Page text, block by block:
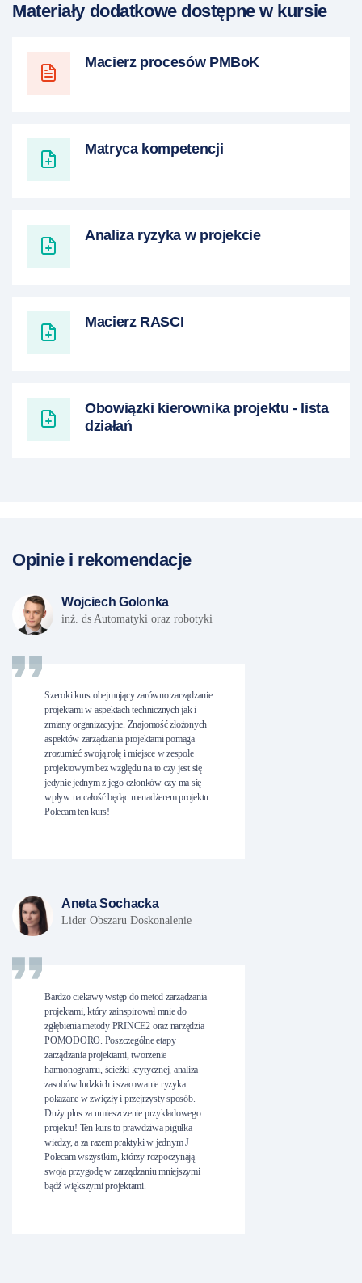
Materiały dodatkowe dostępne w kursie
Macierz procesów PMBoK
Matryca kompetencji
Analiza ryzyka w projekcie
Macierz RASCI
Obowiązki kierownika projektu - lista
działań
Opinie i rekomendacje
Wojciech Golonka
inż. ds Automatyki oraz robotyki
Szeroki kurs obejmujący zarówno zarządzanie
projektami w aspektach technicznych jak i
zmiany organizacyjne. Znajomość złożonych
aspektów zarządzania projektami pomaga
zrozumieć swoją rolę i miejsce w zespole
projektowym bez względu na to czy jest się
jedynie jednym z jego członków czy ma się
wpływ na całość będąc menadżerem projektu.
Polecam ten kurs!
Aneta Sochacka
Lider Obszaru Doskonalenie
Bardzo ciekawy wstęp do metod zarządzania
projektami, który zainspirował mnie do
zgłębienia metody PRINCE2 oraz narzędzia
POMODORO. Poszczególne etapy
zarządzania projektami, tworzenie
harmonogramu, ścieżki krytycznej, analiza
zasobów ludzkich i szacowanie ryzyka
pokazane w zwięzły i przejrzysty sposób.
Duży plus za umieszczenie przykładowego
projektu! Ten kurs to prawdziwa pigułka
wiedzy, a za razem praktyki w jednym J
Polecam wszystkim, którzy rozpoczynają
swoja przygodę w zarządzaniu mniejszymi
bądź większymi projektami.